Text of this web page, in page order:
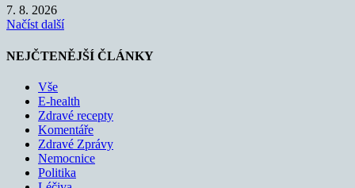
7. 8. 2026
Načíst další
NEJČTENĚJŠÍ ČLÁNKY
Vše
E-health
Zdravé recepty
Komentáře
Zdravé Zprávy
Nemocnice
Politika